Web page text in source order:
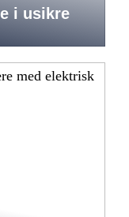
i usikre